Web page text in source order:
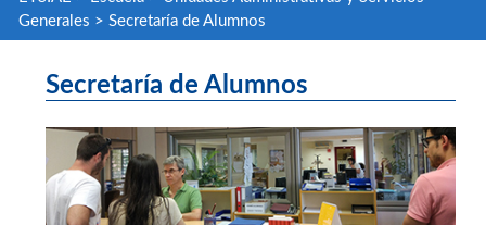
Generales > Secretaría de Alumnos
Secretaría de Alumnos